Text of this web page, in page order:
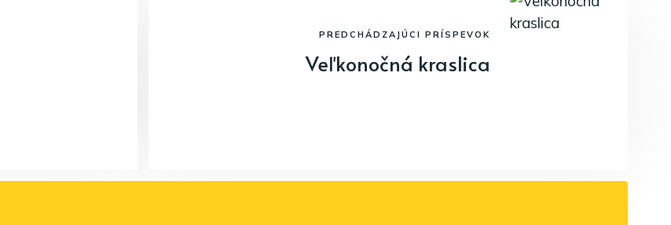
PREDCHÁDZAJÚCI PRÍSPEVOK
Veľkonočná kraslica